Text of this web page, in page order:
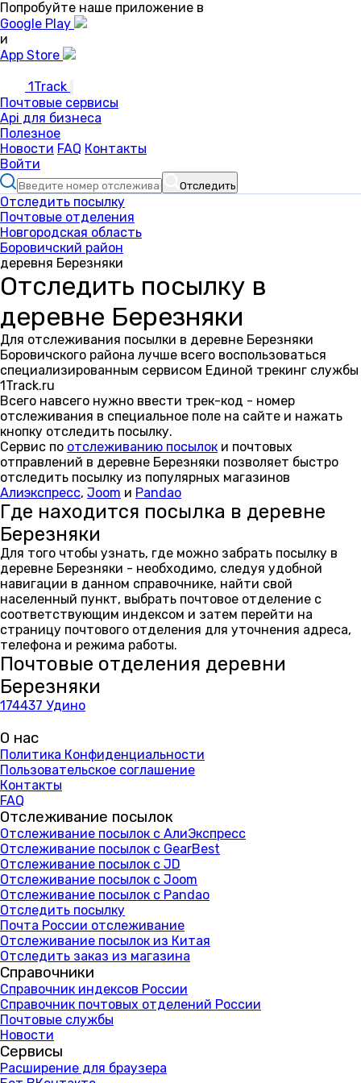
Попробуйте наше приложение в
Google Play
и
App Store
1Track
Почтовые сервисы
Api для бизнеса
Полезное
Новости FAQ Контакты
Войти
Отследить
Отследить посылку
Почтовые отделения
Новгородская область
Боровичский район
деревня Березняки
Отследить посылку в
деревне Березняки
Для отслеживания посылки в деревне Березняки
Боровичского района лучше всего воспользоваться
специализированным сервисом Единой трекинг службы
1Track.ru
Всего навсего нужно ввести трек-код - номер
отслеживания в специальное поле на сайте и нажать
кнопку отследить посылку.
Сервис по отслеживанию посылок и почтовых
отправлений в деревне Березняки позволяет быстро
отследить посылку из популярных магазинов
Алиэкспресс, Joom и Pandao
Где находится посылка в деревне
Березняки
Для того чтобы узнать, где можно забрать посылку в
деревне Березняки - необходимо, следуя удобной
навигации в данном справочнике, найти свой
населенный пункт, выбрать почтовое отделение с
соответствующим индексом и затем перейти на
страницу почтового отделения для уточнения адреса,
телефона и режима работы.
Почтовые отделения деревни
Березняки
174437 Удино
О нас
Политика Конфиденциальности
Пользовательское соглашение
Контакты
FAQ
Отслеживание посылок
Отслеживание посылок с АлиЭкспресс
Отслеживание посылок с GearBest
Отслеживание посылок с JD
Отслеживание посылок с Joom
Отслеживание посылок с Pandao
Отследить посылку
Почта России отслеживание
Отслеживание посылок из Китая
Отследить заказ из магазина
Справочники
Справочник индексов России
Справочник почтовых отделений России
Почтовые службы
Новости
Сервисы
Расширение для браузера